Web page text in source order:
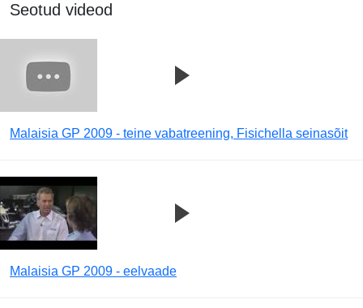
Seotud videod
Malaisia GP 2009 - teine vabatreening, Fisichella seinasõit
Malaisia GP 2009 - eelvaade